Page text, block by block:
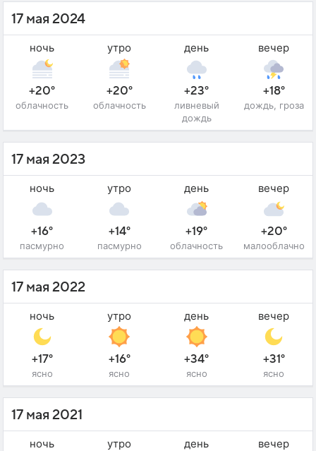
17 мая 2024
ночь
+20°
облачность
утро
+20°
облачность
день
+23°
ливневый
дождь
вечер
+18°
дождь, гроза
17 мая 2023
ночь
+16°
пасмурно
утро
+14°
пасмурно
день
+19°
облачность
вечер
+20°
малооблачно
17 мая 2022
ночь
+17°
ясно
утро
+16°
ясно
день
+34°
ясно
вечер
+31°
ясно
17 мая 2021
ночь утро день вечер